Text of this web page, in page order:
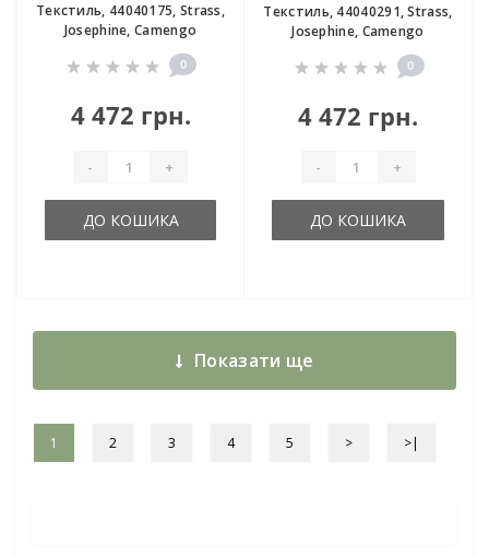
Текстиль, 44040175, Strass,
Josephine, Camengo
0
4 472 грн.
- +
ДО КОШИКА
Текстиль, 44040291, Strass,
Josephine, Camengo
0
4 472 грн.
- +
ДО КОШИКА
Показати ще
1 2 3 4 5 > >|